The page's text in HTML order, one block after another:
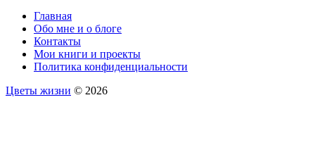
Главная
Обо мне и о блоге
Контакты
Мои книги и проекты
Политика конфиденциальности
Цветы жизни © 2026